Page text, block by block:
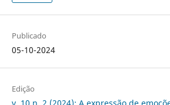
Publicado
05-10-2024
Edição
v. 10 n. 2 (2024): A expressão de